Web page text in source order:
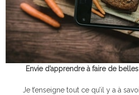
Envie d’apprendre à faire de
Je t’enseigne tout ce qu’il y a à